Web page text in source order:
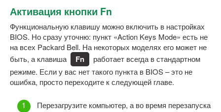
Активация кнопки Fn
Функциональную клавишу можно включить в настройках
BIOS. Но сразу уточню: пункт «Action Keys Mode» есть не
на всех Packard Bell. На некоторых моделях его может не
быть, а клавиша
Fn
работает всегда в стандартном
режиме. Если у вас нет такого пункта в BIOS – это не
ошибка, просто переходите к следующей главе.
Перезагрузите компьютер, а во время перезапуска